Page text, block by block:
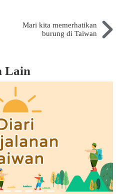
Mari kita memerhatikan
burung di Taiwan
Lain